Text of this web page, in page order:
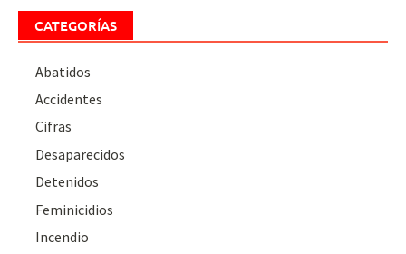
CATEGORÍAS
Abatidos
Accidentes
Cifras
Desaparecidos
Detenidos
Feminicidios
Incendio